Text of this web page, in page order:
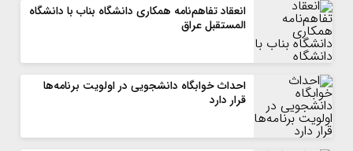
انعقاد تفاهم‌نامه همکاری دانشگاه بناب با دانشگاه
المستقبل عراق
احداث خوابگاه دانشجویی در اولویت برنامه‌ها
قرار دارد